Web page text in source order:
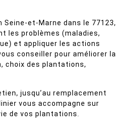
Seine-et-Marne dans le 77123,
les problèmes (maladies,
et appliquer les actions
conseiller pour améliorer la
choix des plantations,
jusqu’au remplacement
vous accompagne sur
de vos plantations.